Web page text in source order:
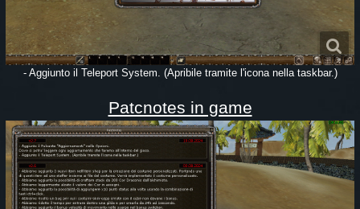
- Aggiunto il Teleport System. (Apribile tramite l'icona nella taskbar.)
Patcnotes in game